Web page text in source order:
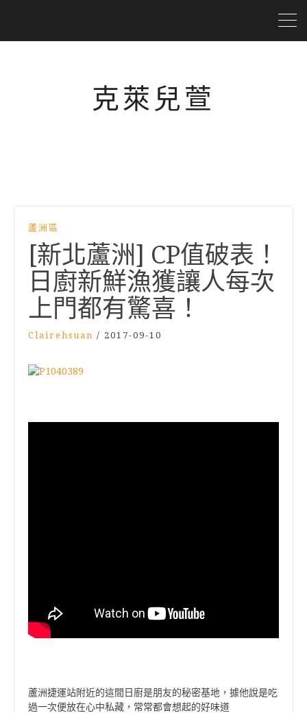
克萊兒萱
蘆洲區
[新北蘆洲] CP值破表！
日廚新鮮漁獲讓人每次
上門都有驚喜！
Clairehsuan / 2017-09-10
蘆洲捷運站附近的這間日廚是朋友的秘密基地，據他說是吃
過一次便放在心中私藏，常常都會想起的好味道